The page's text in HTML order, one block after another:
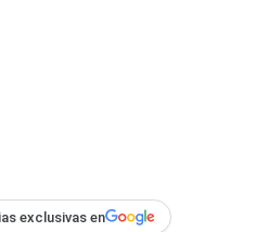
exclusivas en